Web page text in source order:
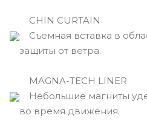
CHIN CURTAIN
Съемная вставка в
защиты от ветра.
MAGNA-TECH LINER
Небольшие магниты
во время движения.